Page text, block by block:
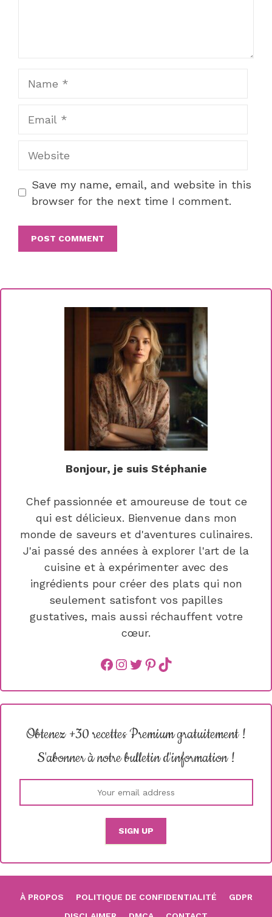
Save my name, email, and website in this
browser for the next time I comment.
Bonjour, je suis Stéphanie
Chef passionnée et amoureuse de tout ce
qui est délicieux. Bienvenue dans mon
monde de saveurs et d'aventures culinaires.
J'ai passé des années à explorer l'art de la
cuisine et à expérimenter avec des
ingrédients pour créer des plats qui non
seulement satisfont vos papilles
gustatives, mais aussi réchauffent votre
cœur.
Facebook
instagram
Twitter
Pinterest
TikTok
Obtenez +30 recettes Premium gratuitement !
S'abonner à notre bulletin d'information !
À PROPOS POLITIQUE DE CONFIDENTIALITÉ
GDPR